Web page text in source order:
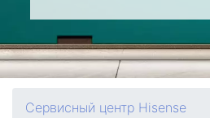
Сервисный центр Hisense